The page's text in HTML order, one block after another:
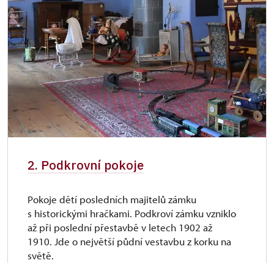
Organizovaná skupina MŠ s rezervací
60 Kč
Didaktická prohlídka
60 Kč
* Platí pouze pro držitele průkazu
Objednané skupiny platí hromadně(jinak se rezervace ruší)
2. Podkrovní pokoje
Pokoje dětí posledních majitelů zámku
s historickými hračkami. Podkroví zámku vzniklo
až při poslední přestavbě v letech 1902 až
1910. Jde o největší půdní vestavbu z korku na
světě.